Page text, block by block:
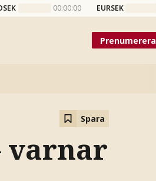
00:00:00 EURSEK
Prenumerera
Spara
varnar